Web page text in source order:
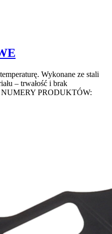
Wykonane ze stali
– trwałość i brak
PRODUKTÓW: